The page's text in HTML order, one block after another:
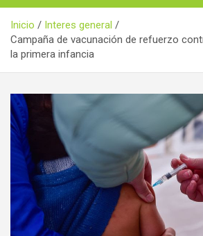
Inicio
Interes general
Campaña de vacunación de refuerzo
la primera infancia